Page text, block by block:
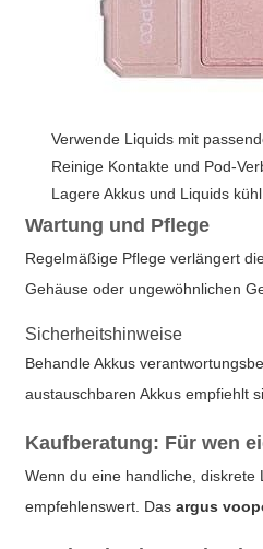
Verwende Liquids mit
Reinige Kontakte und Pod-
Lagere Akkus und Liquids
Wartung und Pflege
Regelmäßige Pflege verlängert
Gehäuse oder ungewöhnlichen
Sicherheitshinweise
Behandle Akkus
austauschbaren Akkus empfiehlt
Kaufberatung: Für wen
Wenn du eine handliche,
empfehlenswert. Dasargus